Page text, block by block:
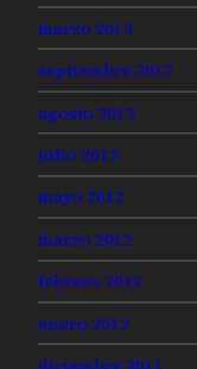
marzo 2013
septiembre 2012
agosto 2012
julio 2012
mayo 2012
marzo 2012
febrero 2012
enero 2012